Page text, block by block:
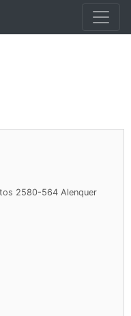
2580-564 Alenquer